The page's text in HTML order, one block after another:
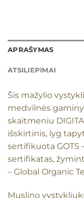
APRAŠYMAS
ATSILIEPIMAI
Šis mažylio
medvilnės
skaitmeniu
išskirtinis, lyg
sertifikuota GOTS
sertifikatas,
– Global Organic
Muslino